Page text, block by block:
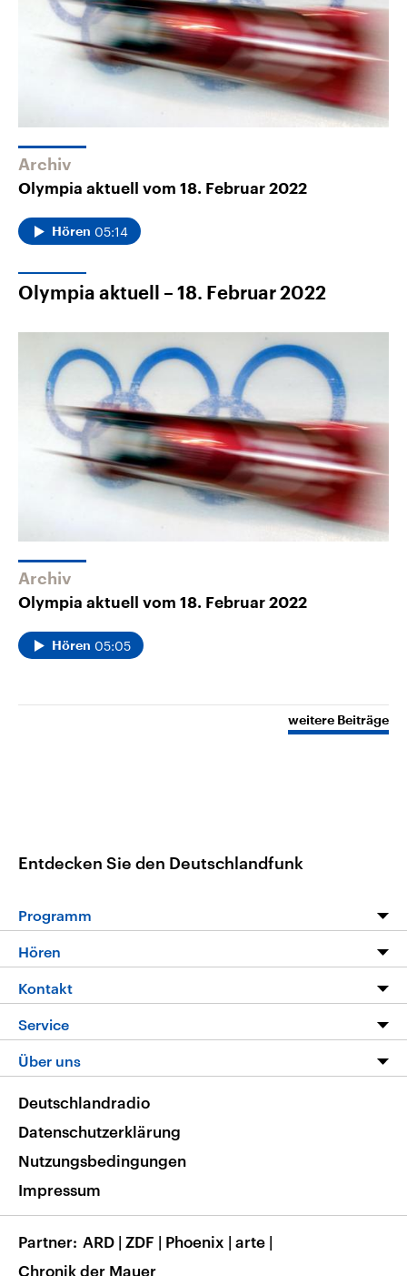
Archiv
Olympia aktuell vom 18. Februar 2022
Hören 05:14
Olympia aktuell – 18. Februar 2022
Archiv
Olympia aktuell vom 18. Februar 2022
Hören 05:05
weitere Beiträge
Entdecken Sie den Deutschlandfunk
Programm
Programm
Die Nachrichten
Nachrichtenleicht
Neue Beiträge auf dlf.de
Hören
Livestream
Podcasts
Deutschlandfunk App
Nachrichten App
Frequenzen
Kontakt
Hörerservice
Service
FAQ
Veranstaltungen
Musikliste
RSS
Über uns
Barrierefreiheit
Deutschlandradio
Datenschutzerklärung
Nutzungsbedingungen
Impressum
Partner ARD | ZDF | Phoenix | arte |
Chronik der Mauer